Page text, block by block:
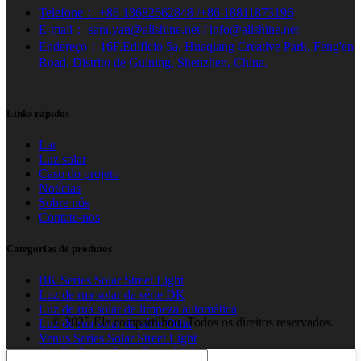
Telefone： +86 13682662848 /+86 18811873196
E-mail： sara.yan@alishine.net / info@alishine.net
Endereço：16F,Edifício 5a, Huaqiang Creative Park, Feng'en
Road, Distrito de Guining, Shenzhen, China.
Links rápidos
Lar
Luz solar
Caso do projeto
Notícias
Sobre nós
Contate-nos
Categorias de produtos
BK Series Solar Street Light
Luz de rua solar da série DK
Luz de rua solar de limpeza automática
Luz de rua solar da série Odin
Venus Series Solar Street Light
Apollo Series Solar Street Light
© 2025 Ele compartilhou. Todos os direitos reservados.